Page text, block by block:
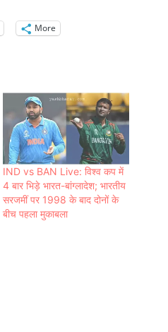
More
IND vs BAN Live: विश्व कप में
4 बार भिड़े भारत-बांग्लादेश; भारतीय
सरजमीं पर 1998 के बाद दोनों के
बीच पहला मुकाबला